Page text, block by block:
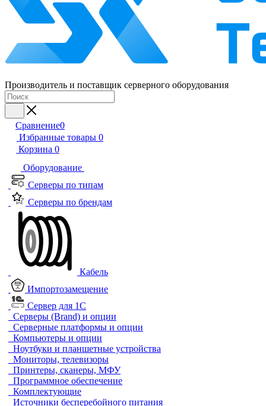
Производитель и поставщик серверного оборудования
Сравнение0
Избранные товары 0
Корзина 0
Оборудование
Серверы по типам
Серверы по брендам
Кабель
Импортозамещение
Сервер для 1С
Серверы (Brand) и опции
Серверные платформы и опции
Компьютеры и опции
Ноутбуки и планшетные устройства
Мониторы, телевизоры
Принтеры, сканеры, МФУ
Программное обеспечение
Комплектующие
Источники бесперебойного питания